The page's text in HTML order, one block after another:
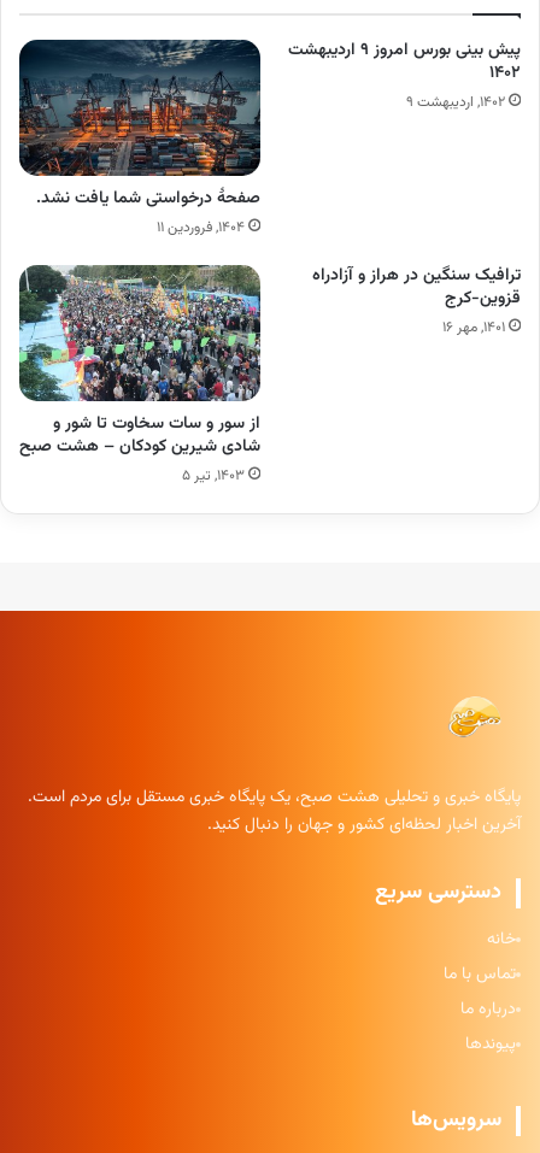
پیش‌ بینی بورس امروز ۹ اردیبهشت
۱۴۰۲
۱۴۰۲, اردیبهشت ۹
صفحهٔ درخواستی شما یافت نشد.
۱۴۰۴, فروردین ۱۱
ترافیک سنگین در هراز و آزادراه
قزوین-کرج
۱۴۰۱, مهر ۱۶
از سور و سات سخاوت تا شور و
شادی شیرین کودکان – هشت صبح
۱۴۰۳, تیر ۵
پایگاه خبری و تحلیلی هشت صبح، یک پایگاه خبری مستقل برای مردم است.
آخرین اخبار لحظه‌ای کشور و جهان را دنبال کنید.
دسترسی سریع
خانه
تماس با ما
درباره ما
پیوندها
سرویس‌ها